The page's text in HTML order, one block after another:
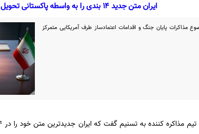
ایران متن جدید ۱۴ بندی را به واسطه پاکستانی تحویل داد
مذاکرات پایان جنگ و اقدامات اعتمادساز طرف آمریکایی متمرکز